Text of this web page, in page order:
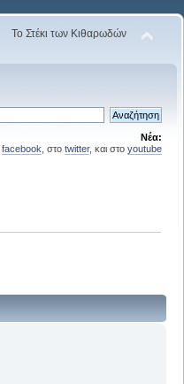
Το Στέκι των Κιθαρωδών
Νέα:
facebook , στο twitter, και στο youtube